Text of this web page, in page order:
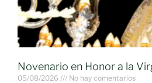
Novenario en Honor a la
05/08/2026 No hay comentarios